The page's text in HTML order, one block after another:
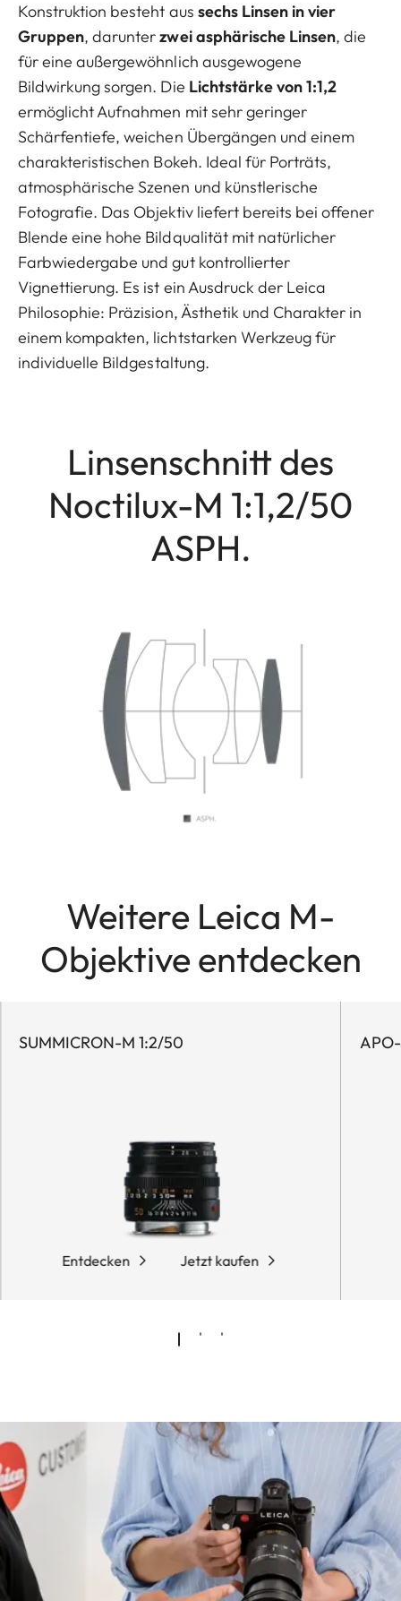
Konstruktion besteht aus sechs Linsen in vier
Gruppen, darunterzwei asphärische Linsen, die
für eine außergewöhnlich ausgewogene
Bildwirkung sorgen. Die Lichtstärke von 1:1,2
ermöglicht Aufnahmen mit sehr geringer
Schärfentiefe, weichen Übergängen und einem
charakteristischen Bokeh. Ideal für Porträts,
atmosphärische Szenen und künstlerische
Fotografie. Das Objektiv liefert bereits bei offener
Blende eine hohe Bildqualität mit natürlicher
Farbwiedergabe und gut kontrollierter
Vignettierung. Es ist ein Ausdruck der Leica
Philosophie: Präzision, Ästhetik und Charakter in
einem kompakten, lichtstarken Werkzeug für
individuelle Bildgestaltung.
Linsenschnitt des
Noctilux-M 1:1,2/50
ASPH.
Weitere Leica M-
Objektive entdecken
SUMMICRON-M 1:2/50
Entdecken Jetzt kaufen